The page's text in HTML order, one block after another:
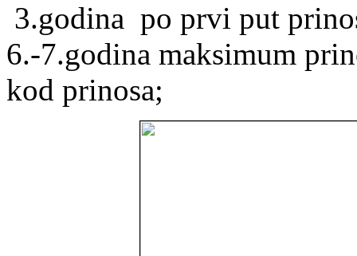
3.godina po prvi put
6.-7.godina maksimum
kod prinosa;